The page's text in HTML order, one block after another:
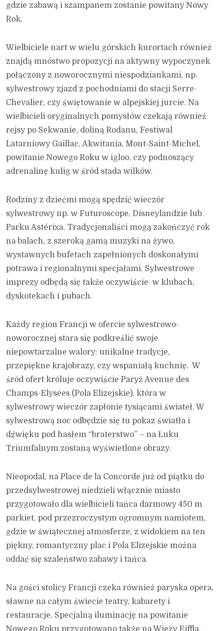
gdzie zabawą i szampanem zostanie powitany Nowy
Rok.
Wielbiciele nart w wielu górskich kurortach również
znajdą mnóstwo propozycji na aktywny wypoczynek
połączony z noworocznymi niespodziankami, np.
sylwestrowy zjazd z pochodniami do stacji Serre-
Chevalier, czy świętowanie w alpejskiej jurcie. Na
wielbicieli oryginalnych pomysłów czekają również
rejsy po Sekwanie, doliną Rodanu, Festiwal
Latarniowy Gaillac, Akwitania, Mont-Saint-Michel,
powitanie Nowego Roku w igloo, czy podnoszący
adrenalinę kulig w śród stada wilków.
Rodziny z dziećmi mogą spędzić wieczór
sylwestrowy np. w Futuroscope, Disneylandzie lub
Parku Astérixa. Tradycjonaliści mogą zakończyć rok
na balach, z szeroką gamą muzyki na żywo,
wystawnych bufetach zapełnionych doskonałymi
potrawa i regionalnymi specjałami. Sylwestrowe
imprezy odbędą się także oczywiście w klubach,
dyskotekach i pubach.
Każdy region Francji w ofercie sylwestrowo-
noworocznej stara się podkreślić swoje
niepowtarzalne walory: unikalne tradycje,
przepiękne krajobrazy, czy wspaniałą kuchnię. W
śród ofert króluje oczywiście Paryż Avenue des
Champs-Elysées (Pola Elizejskie), która w
sylwestrowy wieczór zapłonie tysiącami świateł. W
sylwestrową noc odbędzie się tu pokaz światła i
dźwięku pod hasłem “braterstwo” – na Łuku
Triumfalnym zostaną wyświetlone obrazy.
Nieopodal, na Place de la Concorde już od piątku do
przedsylwestrowej niedzieli włącznie miasto
przygotowało dla wielbicieli tańca darmowy 450 m
parkiet, pod przezroczystym ogromnym namiotem,
gdzie w świątecznej atmosferze, z widokiem na ten
piękny, romantyczny plac i Pola Elizejskie można
oddać się szaleństwo zabawy i tańca.
Na gości stolicy Francji czeka również paryska opera,
sławne na całym świecie teatry, kabarety i
restauracje. Specjalną iluminację na powitanie
Nowego Roku przygotowano także na Wieży Eiffla.